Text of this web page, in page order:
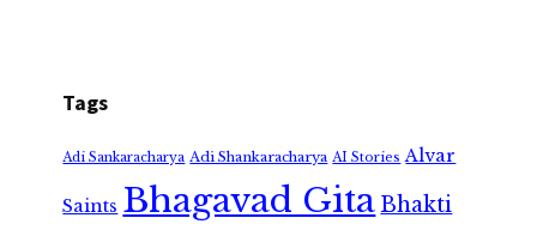
Tags
Adi Sankaracharya Adi Shankaracharya AI Stories Alvar
Saints Bhagavad GitaBhakti